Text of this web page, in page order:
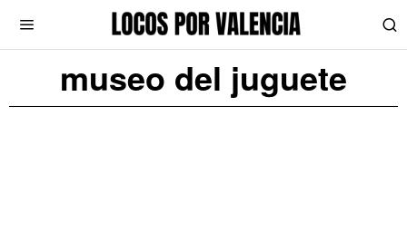
museo del juguete